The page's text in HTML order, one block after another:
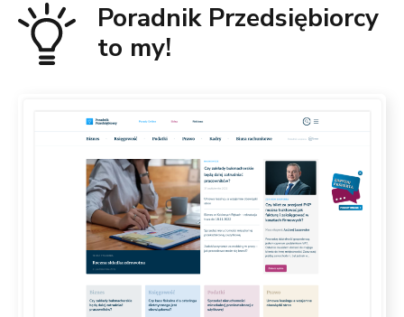
Poradnik Przedsiębiorcy
to my!